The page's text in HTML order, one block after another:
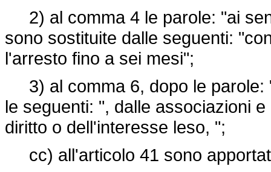
2) al comma 4 le parole: "ai
sono sostituite dalle seguenti:
l'arresto fino a sei mesi";
3) al comma 6, dopo le parole:
le seguenti: ", dalle associazioni
diritto o dell'interesse leso, ";
cc) all'articolo 41 sono